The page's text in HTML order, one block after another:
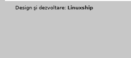
Design şi dezvoltare: Linuxship